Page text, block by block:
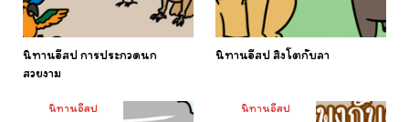
นิทานอีสป การประกวดนก
สวยงาม
นิทานอีสป สิงโตกับลา
นิทานอีสป นิทานอีสป